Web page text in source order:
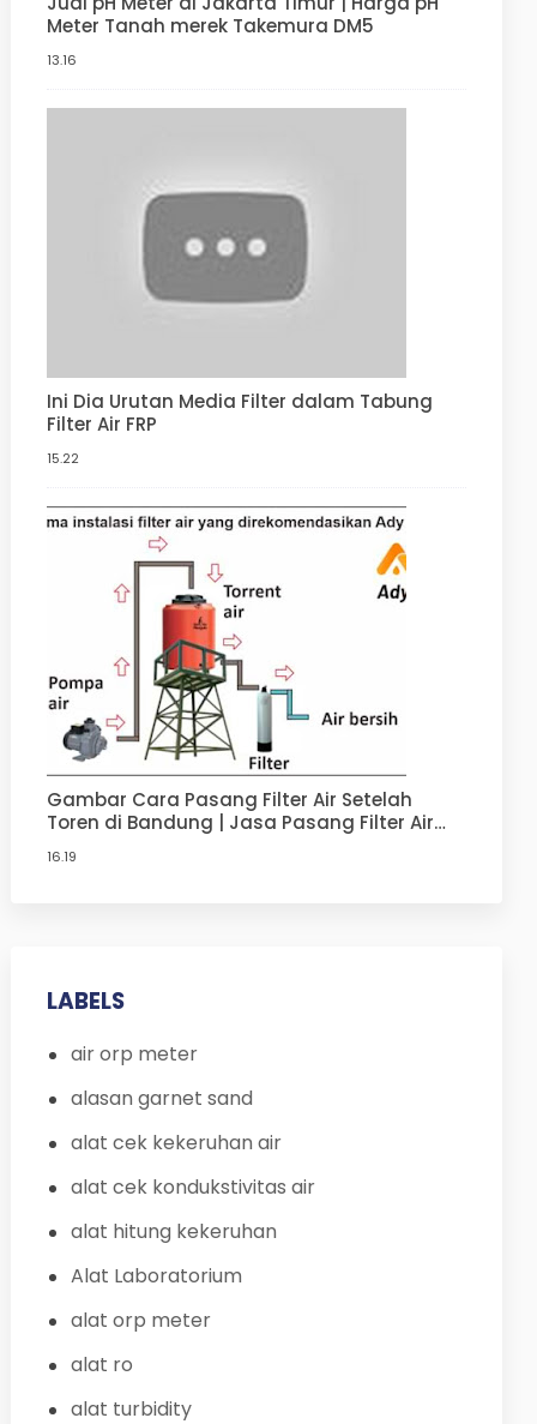
Meter Tanah merek Takemura DM5
13.16
Ini Dia Urutan Media Filter dalam Tabung
Filter Air FRP
15.22
Gambar Cara Pasang Filter Air Setelah
Toren di Bandung | Jasa Pasang Filter Air
16.19
LABELS
air orp meter
alasan garnet sand
alat cek kekeruhan air
alat cek kondukstivitas air
alat hitung kekeruhan
Alat Laboratorium
alat orp meter
alat ro
alat turbidity